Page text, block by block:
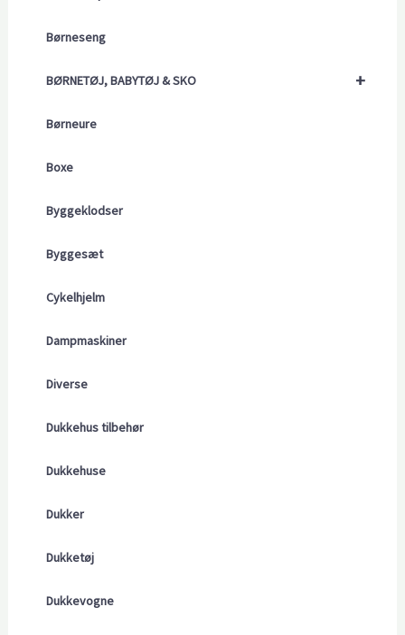
Børneseng
+
BØRNETØJ, BABYTØJ & SKO
Børneure
Boxe
Byggeklodser
Byggesæt
Cykelhjelm
Dampmaskiner
Diverse
Dukkehus tilbehør
Dukkehuse
Dukker
Dukketøj
Dukkevogne